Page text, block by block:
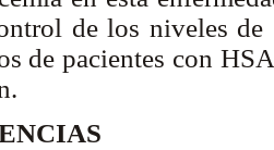
de los niveles de
de pacientes con